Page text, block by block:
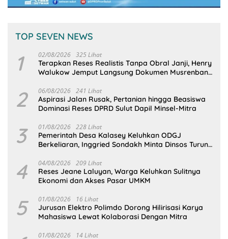
TOP SEVEN NEWS
1 02/08/2026 325 Lihat
Terapkan Reses Realistis Tanpa Obral Janji, Henry
Walukow Jemput Langsung Dokumen Musrenbang
2 06/08/2026 241 Lihat
Aspirasi Jalan Rusak, Pertanian hingga Beasiswa
Dominasi Reses DPRD Sulut Dapil Minsel-Mitra
3 01/08/2026 228 Lihat
Pemerintah Desa Kalasey Keluhkan ODGJ
Berkeliaran, Inggried Sondakh Minta Dinsos Turun
4 04/08/2026 209 Lihat
Reses Jeane Laluyan, Warga Keluhkan Sulitnya
Ekonomi dan Akses Pasar UMKM
5 01/08/2026 16 Lihat
Jurusan Elektro Polimdo Dorong Hilirisasi Karya
Mahasiswa Lewat Kolaborasi Dengan Mitra
01/08/2026 14 Lihat